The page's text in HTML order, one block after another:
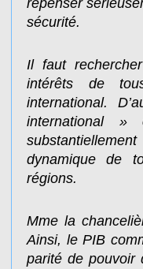
repenser
sécurité.
Il faut
intérêts de
international.
international »
dynamique de
régions.
Mme la
Ainsi, le PIB
parité de pouvoir